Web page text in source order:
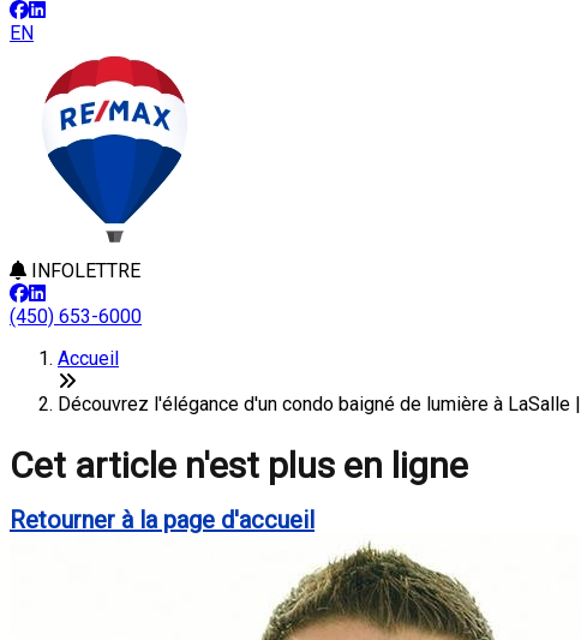
EN
INFOLETTRE
(450) 653-6000
Accueil
Découvrez l'élégance d'un condo baigné de lumière à LaSalle |
Cet article n'est plus en ligne
Retourner à la page d'accueil